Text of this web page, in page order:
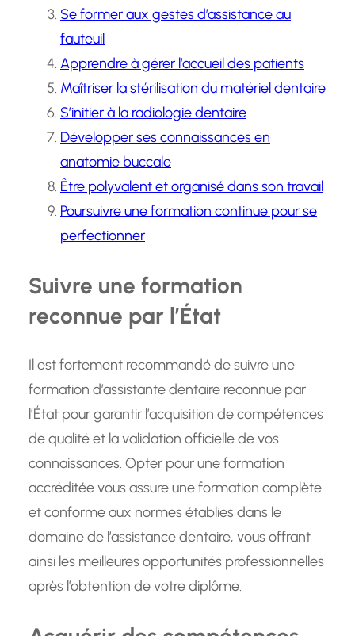
Se former aux gestes d’assistance au
fauteuil
Apprendre à gérer l’accueil des patients
Maîtriser la stérilisation du matériel dentaire
S’initier à la radiologie dentaire
Développer ses connaissances en
anatomie buccale
Être polyvalent et organisé dans son travail
Poursuivre une formation continue pour se
perfectionner
Suivre une formation
reconnue par l’État
Il est fortement recommandé de suivre une
formation d’assistante dentaire reconnue par
l’État pour garantir l’acquisition de compétences
de qualité et la validation officielle de vos
connaissances. Opter pour une formation
accréditée vous assure une formation complète
et conforme aux normes établies dans le
domaine de l’assistance dentaire, vous offrant
ainsi les meilleures opportunités professionnelles
après l’obtention de votre diplôme.